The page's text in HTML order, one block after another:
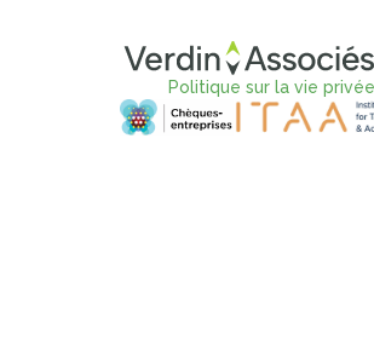
Politique sur la vie privée